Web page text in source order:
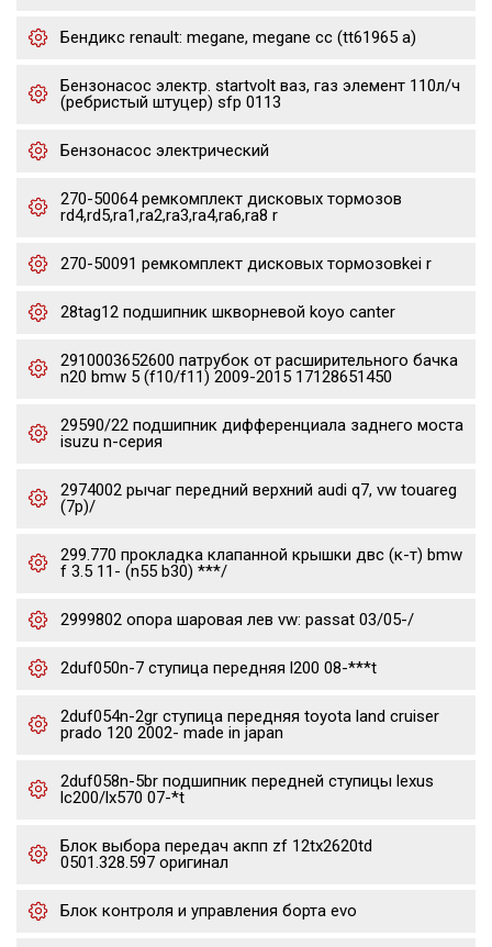
Бендикс renault: megane, megane cc (tt61965 a)
Бензонасос электр. startvolt ваз, газ элемент 110л/ч
(ребристый штуцер) sfp 0113
Бензонасос электрический
270-50064 ремкомплект дисковых тормозов
rd4,rd5,ra1,ra2,ra3,ra4,ra6,ra8 r
270-50091 ремкомплект дисковых тормозовkei r
28tag12 подшипник шкворневой koyo canter
2910003652600 патрубок от расширительного бачка
n20 bmw 5 (f10/f11) 2009-2015 17128651450
29590/22 подшипник дифференциала заднего моста
isuzu n-серия
2974002 рычаг передний верхний audi q7, vw touareg
(7p)/
299.770 прокладка клапанной крышки двс (к-т) bmw
f 3.5 11- (n55 b30) ***/
2999802 опора шаровая лев vw: passat 03/05-/
2duf050n-7 ступица передняя l200 08-***t
2duf054n-2gr ступица передняя toyota land cruiser
prado 120 2002- made in japan
2duf058n-5br подшипник передней ступицы lexus
lc200/lx570 07-*t
Блок выбора передач акпп zf 12tx2620td
0501.328.597 оригинал
Блок контроля и управления борта evo